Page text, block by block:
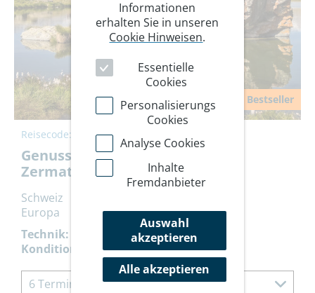
Bestseller
Reisecode: SEHHSIL
Genuss-Wanderungen rund um
Zermatt
Schweiz
Europa
Technik:
Kondition:
6 Termine à 8 Tage
Informationen
erhalten Sie in unseren
Cookie Hinweisen.
Essentielle
Cookies
Personalisierungs
Cookies
Analyse Cookies
Inhalte
Fremdanbieter
Auswahl
akzeptieren
Alle akzeptieren